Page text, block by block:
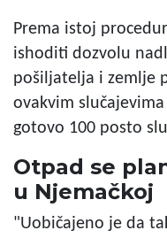
Prema istoj
ishoditi dozvolu
pošiljatelja i zemlje
ovakvim
gotovo 100 posto
Otpad se
u Njemačkoj
"Uobičajeno je da